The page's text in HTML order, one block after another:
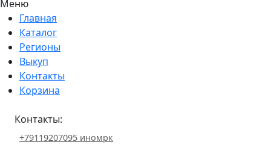
Меню
Главная
Каталог
Регионы
Выкуп
Контакты
Корзина
Контакты:
+79119207095 иномрк